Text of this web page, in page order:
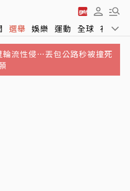
選舉 娛樂 運動 全球 社會
輪流性侵…丟包公路秒被撞死
靠川普還不夠 客戶深怕惹惱